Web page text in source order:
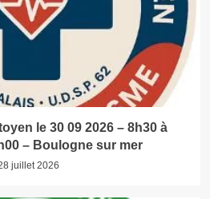
le 30 09 2026 – 8h30 à
– Boulogne sur mer
juillet 2026